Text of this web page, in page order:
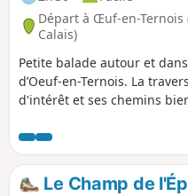
Départ à Œuf-en-Ternois
Calais)
Petite balade autour et
d’Oeuf-en-Ternois. La
d'intérêt et ses chemins
quelques chevreuils.
Le Champ de